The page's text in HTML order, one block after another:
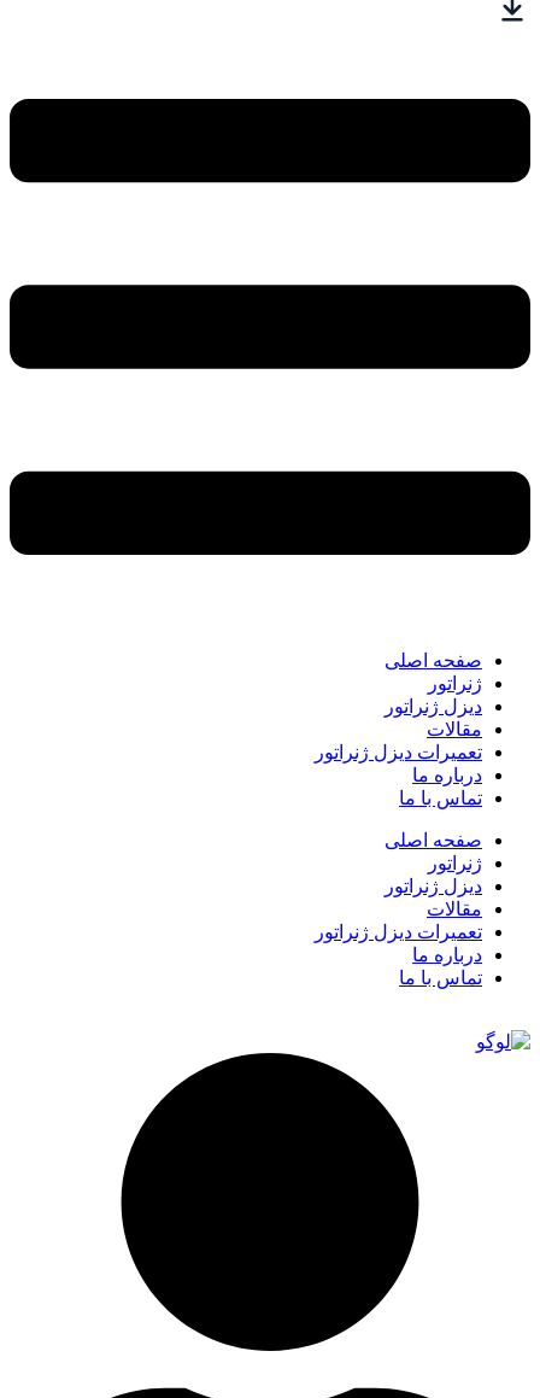
صفحه اصلی
ژنراتور
دیزل ژنراتور
مقالات
تعمیرات دیزل ژنراتور
درباره ما
تماس با ما
صفحه اصلی
ژنراتور
دیزل ژنراتور
مقالات
تعمیرات دیزل ژنراتور
درباره ما
تماس با ما